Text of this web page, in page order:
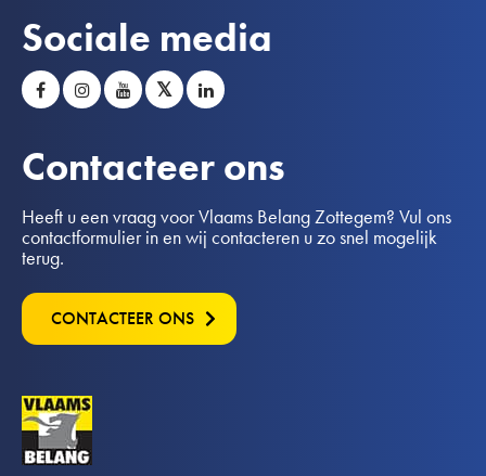
Sociale media
𝕏
Contacteer ons
Heeft u een vraag voor Vlaams Belang Zottegem? Vul ons
contactformulier in en wij contacteren u zo snel mogelijk
terug.
CONTACTEER ONS